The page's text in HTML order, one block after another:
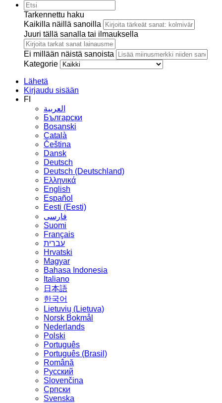
Tarkennettu haku
Kaikilla näillä sanoilla
Juuri tällä sanalla tai ilmauksella
Ei millään näistä sanoista
Kategorie
Lähetä
Kirjaudu sisään
FI
العربية
Български
Bosanski
Сatalà
Čeština
Dansk
Deutsch
Deutsch (Deutschland)
Ελληνικά
English
Español
Eesti (Eesti)
فارسی
Suomi
Français
עברית
Hrvatski
Magyar
Bahasa Indonesia
Italiano
日本語
한국어
Lietuvių (Lietuva)
‪Norsk Bokmål‬
Nederlands
Polski
Português
Português (Brasil)
Română
Русский
Slovenčina
Српски
Svenska